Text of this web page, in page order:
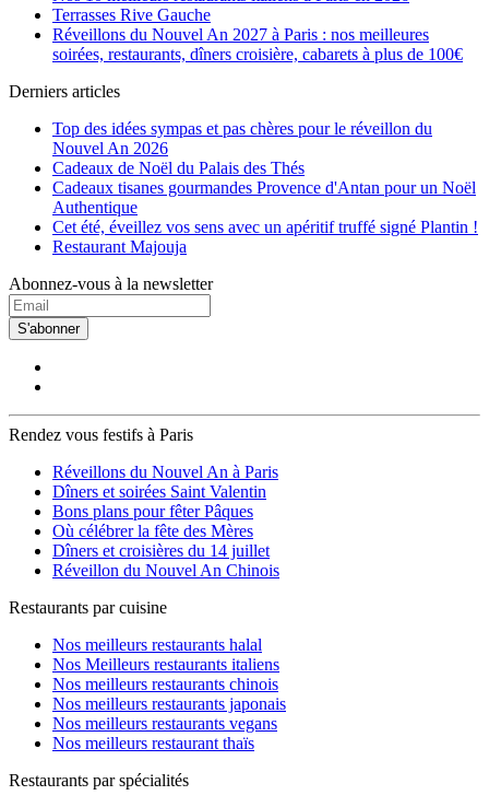
Guy Moquet(2)
Havre Caumartin(5)
Hôtel de Ville(6)
Invalides(10)
Jaurès(1)
Javel(2)
Jourdain(2)
Jules Joffrin(6)
Jussieu(3)
Kléber(6)
La Chapelle(2)
La Motte-Picquet Grenelle
La Tour Maubourg
Les Gobelins (6)
Louise Michel(2)
Louvre Rivoli (14)
Luxembourg(5)
Mabillon(9)
Madeleine(17)
Malesherbes(2)
Marcadet Poissoniers(1)
Maubert Mutualité(15)
Michel-Ange Auteuil
Mirabeau
Miromesnil(13)
Monceau(1)
Montgallet(1)
Montparnasse Bienvenue (5)
Mouton Duvernet(1)
Musée d'Orsay(2)
Nation(2)
Terrasses Rive Gauche
Réveillons du Nouvel An 2027 à Paris : nos meilleures
soirées, restaurants, dîners croisière, cabarets à plus de 100€
Derniers articles
Top des idées sympas et pas chères pour le réveillon du
Nouvel An 2026
Cadeaux de Noël du Palais des Thés
Cadeaux tisanes gourmandes Provence d'Antan pour un Noël
Authentique
Cet été, éveillez vos sens avec un apéritif truffé signé Plantin !
Restaurant Majouja
Abonnez-vous à la newsletter
S'abonner
Rendez vous festifs à Paris
Réveillons du Nouvel An à Paris
Dîners et soirées Saint Valentin
Bons plans pour fêter Pâques
Où célébrer la fête des Mères
Dîners et croisières du 14 juillet
Réveillon du Nouvel An Chinois
Restaurants par cuisine
Nos meilleurs restaurants halal
Nos Meilleurs restaurants italiens
Nos meilleurs restaurants chinois
Nos meilleurs restaurants japonais
Nos meilleurs restaurants vegans
Nos meilleurs restaurant thaïs
Restaurants par spécialités